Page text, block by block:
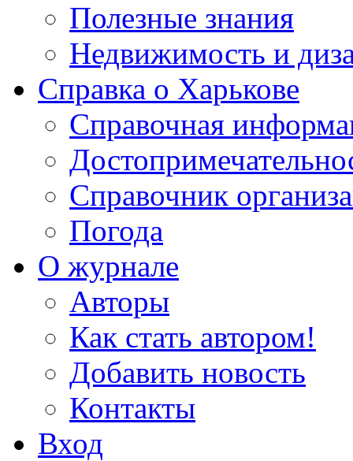
Полезные знания
Недвижимость и
Справка о Харькове
Справочная
Справочник
Погода
О журнале
Авторы
Как стать автором!
Добавить новость
Контакты
Вход